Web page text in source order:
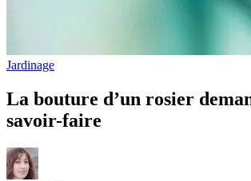
Jardinage
La bouture d’un rosier
savoir-faire